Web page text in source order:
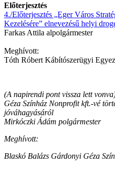
Előterjesztés
4./Előterjesztés „Eger Város
Kezelésére” elnevezésű helyi
Farkas Attila alpolgármester
Meghívott:
Tóth Róbert Kábítószerügyi
(A napirendi pont vissza lett
Géza Színház Nonprofit kft.-vé
jóváhagyásáról
Mirkóczki Ádám polgármester
Meghívott:
Blaskó Balázs Gárdonyi Géza